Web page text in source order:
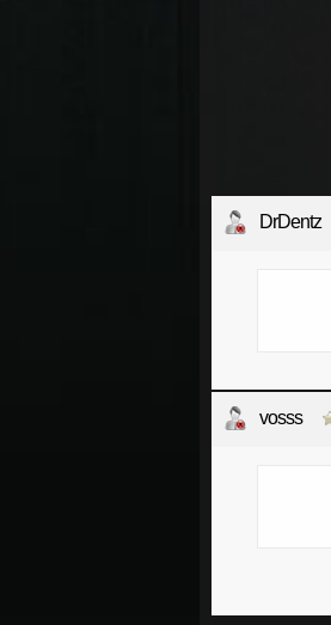
DrDentz
vosss